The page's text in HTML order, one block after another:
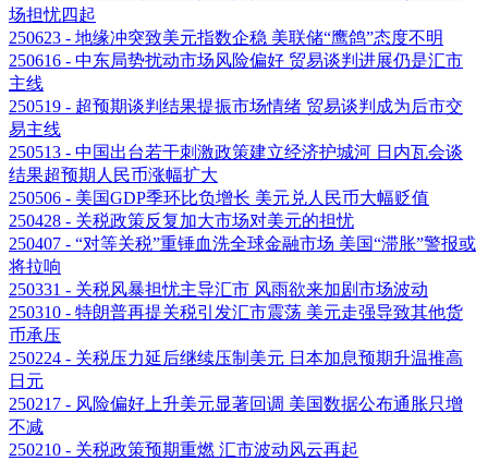
场担忧四起
250623 - 地缘冲突致美元指数企稳 美联储“鹰鸽”态度不明
250616 - 中东局势扰动市场风险偏好 贸易谈判进展仍是汇市
主线
250519 - 超预期谈判结果提振市场情绪 贸易谈判成为后市交
易主线
250513 - 中国出台若干刺激政策建立经济护城河 日内瓦会谈
结果超预期人民币涨幅扩大
250506 - 美国GDP季环比负增长 美元兑人民币大幅贬值
250428 - 关税政策反复加大市场对美元的担忧
250407 - “对等关税”重锤血洗全球金融市场 美国“滞胀”警报或
将拉响
250331 - 关税风暴担忧主导汇市 风雨欲来加剧市场波动
250310 - 特朗普再提关税引发汇市震荡 美元走强导致其他货
币承压
250224 - 关税压力延后继续压制美元 日本加息预期升温推高
日元
250217 - 风险偏好上升美元显著回调 美国数据公布通胀只增
不减
250210 - 关税政策预期重燃 汇市波动风云再起